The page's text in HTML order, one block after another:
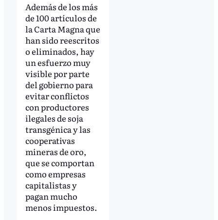
Además de los más
de 100 artículos de
la Carta Magna que
han sido reescritos
o eliminados, hay
un esfuerzo muy
visible por parte
del gobierno para
evitar conflictos
con productores
ilegales de soja
transgénica y las
cooperativas
mineras de oro,
que se comportan
como empresas
capitalistas y
pagan mucho
menos impuestos.